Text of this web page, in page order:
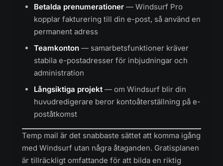
Betalda prenumerationer — Windsurf Pro
kopplar fakturering till din e-post, så använd en
permanent adress
Teamkonton — samarbetsfunktioner kräver
stabila e-postadresser för inbjudningar och
administration
Långsiktiga projekt — om Windsurf blir din
huvudredigerare beror kontoåterställning på e-
poståtkomst
Temp mail är det snabbaste sättet att komma igång
med Windsurf utan några åtaganden. Gratisplanen
är tillräckligt omfattande för att bilda en riktig